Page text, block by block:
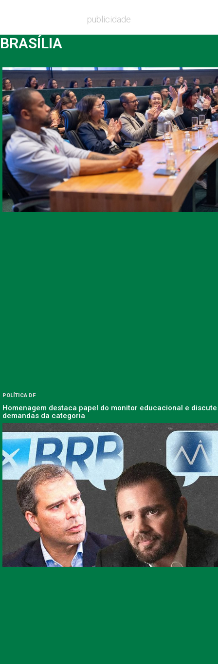
publicidade
BRASÍLIA
POLÍTICA DF
Homenagem destaca papel do monitor educacional e discute
demandas da categoria